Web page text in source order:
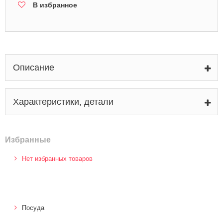
В избранное
Описание
Характеристики, детали
Избранные
Нет избранных товаров
Посуда